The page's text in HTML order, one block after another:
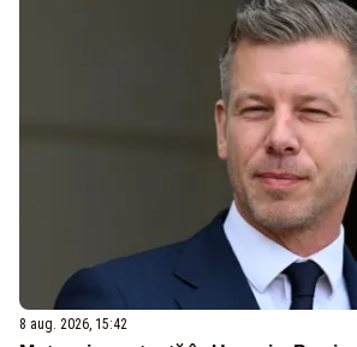
8 aug. 2026, 15:42